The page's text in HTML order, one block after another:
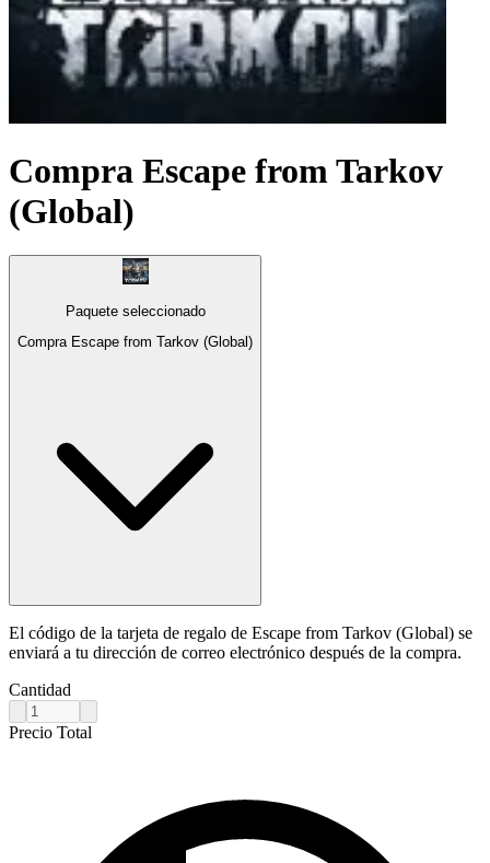
Compra Escape from Tarkov
(Global)
Paquete seleccionado
Compra Escape from Tarkov (Global)
El código de la tarjeta de regalo de Escape from Tarkov (Global) se
enviará a tu dirección de correo electrónico después de la compra.
Cantidad
Precio Total